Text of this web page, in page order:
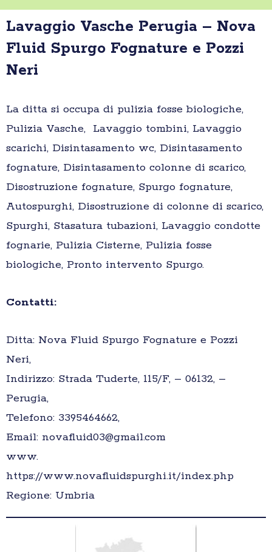
Lavaggio Vasche Perugia – Nova
Fluid Spurgo Fognature e Pozzi
Neri
La ditta si occupa di pulizia fosse biologiche,
Pulizia Vasche, Lavaggio tombini, Lavaggio
scarichi, Disintasamento wc, Disintasamento
fognature, Disintasamento colonne di scarico,
Disostruzione fognature, Spurgo fognature,
Autospurghi, Disostruzione di colonne di scarico,
Spurghi, Stasatura tubazioni, Lavaggio condotte
fognarie, Pulizia Cisterne, Pulizia fosse
biologiche, Pronto intervento Spurgo.
Contatti:
Ditta: Nova Fluid Spurgo Fognature e Pozzi
Neri,
Indirizzo: Strada Tuderte, 115/F, – 06132, –
Perugia,
Telefono: 3395464662,
Email: novafluid03@gmail.com
www.
https://www.novafluidspurghi.it/index.php
Regione: Umbria